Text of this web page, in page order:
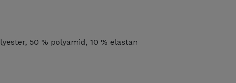
50 % polyamid, 10 % elastan